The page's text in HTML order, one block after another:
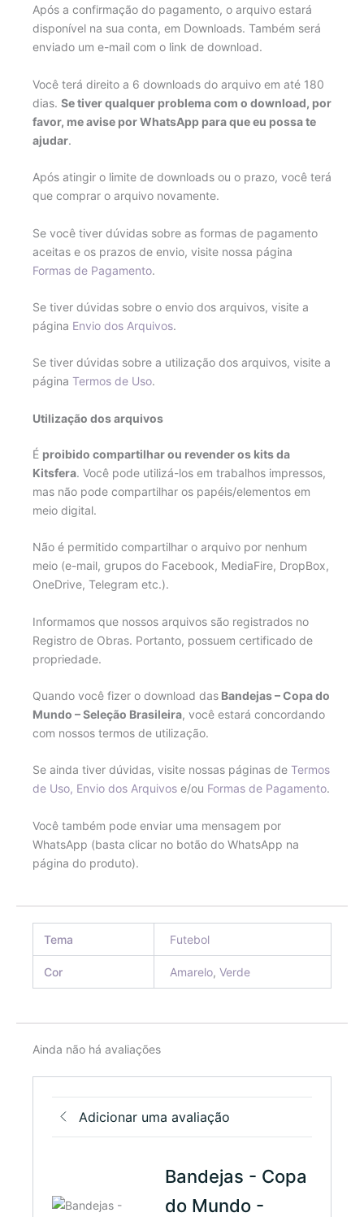
Após a confirmação do pagamento, o arquivo estará
disponível na sua conta, em Downloads. Também será
enviado um e-mail com o link de download.
Você terá direito a 6 downloads do arquivo em até 180
dias. Se tiver qualquer problema com o download, por
favor, me avise por WhatsApp para que eu possa te
ajudar.
Após atingir o limite de downloads ou o prazo, você terá
que comprar o arquivo novamente.
Se você tiver dúvidas sobre as formas de pagamento
aceitas e os prazos de envio, visite nossa página
Formas de Pagamento.
Se tiver dúvidas sobre o envio dos arquivos, visite a
página Envio dos Arquivos.
Se tiver dúvidas sobre a utilização dos arquivos, visite a
página Termos de Uso.
Utilização dos arquivos
É proibido compartilhar ou revender os kits da
Kitsfera. Você pode utilizá-los em trabalhos impressos,
mas não pode compartilhar os papéis/elementos em
meio digital.
Não é permitido compartilhar o arquivo por nenhum
meio (e-mail, grupos do Facebook, MediaFire, DropBox,
OneDrive, Telegram etc.).
Informamos que nossos arquivos são registrados no
Registro de Obras. Portanto, possuem certificado de
propriedade.
Quando você fizer o download das Bandejas – Copa do
Mundo – Seleção Brasileira, você estará concordando
com nossos termos de utilização.
Se ainda tiver dúvidas, visite nossas páginas de Termos
de Uso, Envio dos Arquivos e/ou Formas de Pagamento.
Você também pode enviar uma mensagem por
WhatsApp (basta clicar no botão do WhatsApp na
página do produto).
Tema Futebol
Cor Amarelo, Verde
Ainda não há avaliações
Adicionar uma avaliação
Bandejas - Copa
do Mundo -